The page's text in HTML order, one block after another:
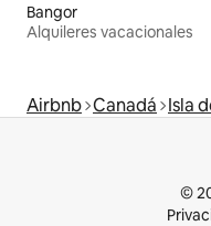
Bangor
Alquileres vacacionales
Airbnb Canadá Isla
©